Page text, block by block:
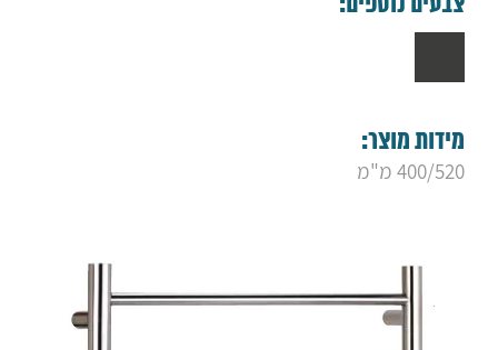
מידות מוצר:
400/520 מ"מ